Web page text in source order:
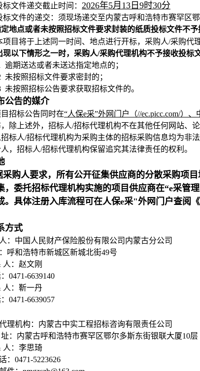
标文件递交截止时间： 2026年5月13日9时30分
标文件的递交：须现场递交至内蒙古呼和浩特市赛罕区
地点或者未按照招标文件要求封装的纸质投标文件不予
项目将于上述同一时间、地点进行开标， 采购人/采购代
现以下情形之一时，采购人/采购代理机构不予接收投标文
逾期送达或者未送达指定地点的；
未按照招标文件要求密封的；
未按照招标公告要求获取招标文件的。
公告的媒介
招标公告同时在“人保e采”外网门户（//ec.picc.com/）
，除上述外，招标人/招标代理机构不在其他任何网站
标人/招标代理机构为采购主体的招标采购信息均为非
，招标人/招标代理机构保留追究其法律责任的权利。
采购人要求，所有公开征集供应商的分散采购项
，委托招标代理机构实施的项目供应商在“e采管
。具体注册入库流程可在人保e采"外网门户查阅
方式
：中国人民财产保险股份有限公司内蒙古分公司
呼和浩特市新城区新城北街49号
人：赵文刚
0471-6639140
人：靳一丹
0471-6639057
理机构：内蒙古中实工程招标咨询有限责任公司
：内蒙古呼和浩特市赛罕区鄂尔多斯东街银联大厦10层
人：李思琦
：0471-5223626